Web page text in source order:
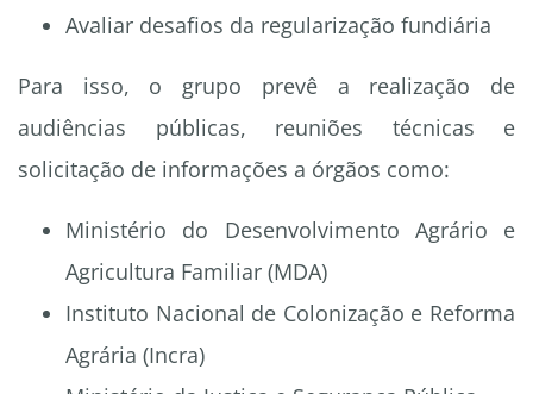
Avaliar desafios da regularização fundiária
Para isso, o grupo prevê a realização de
audiências públicas, reuniões técnicas e
solicitação de informações a órgãos como:
Ministério do Desenvolvimento Agrário e
Agricultura Familiar (MDA)
Instituto Nacional de Colonização e Reforma
Agrária (Incra)